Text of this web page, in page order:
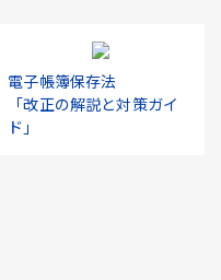
電子帳簿保存法
「改正の解説と対策ガイ
ド」